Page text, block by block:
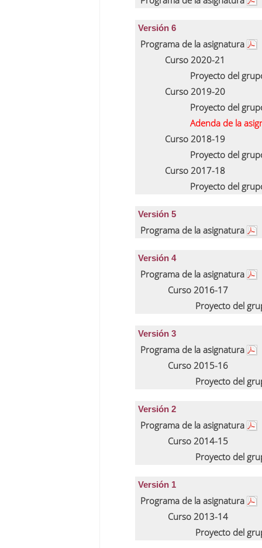
Versión 6
Programa de la asignatura
Curso 2020-21
Proyecto del
Curso 2019-20
Proyecto del
Adenda de la
Curso 2018-19
Proyecto del
Curso 2017-18
Proyecto del
Versión 5
Programa de la asignatura
Versión 4
Programa de la asignatura
Curso 2016-17
Proyecto del
Versión 3
Programa de la asignatura
Curso 2015-16
Proyecto del
Versión 2
Programa de la asignatura
Curso 2014-15
Proyecto del
Versión 1
Programa de la asignatura
Curso 2013-14
Proyecto del